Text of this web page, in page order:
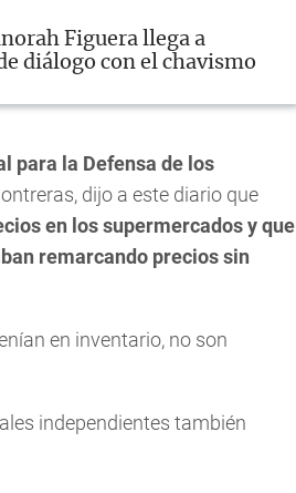
Figuera llega a
diálogo con el chavismo
para la Defensa de los
dijo a este diario que
en los supermercados y que
remarcando precios sin
en inventario, no son
independientes también